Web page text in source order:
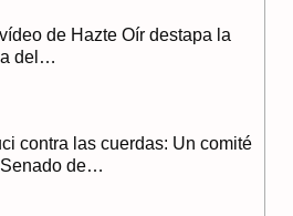
de Hazte Oír destapa la
del…
contra las cuerdas: Un comité
de…